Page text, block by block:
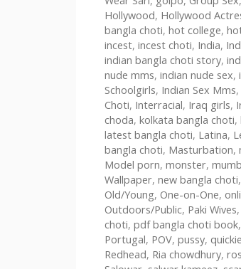
Hollywood, Hollywood
bangla choti, hot college,
incest, incest choti, India,
indian bangla choti story,
nude mms, indian nude sex,
Schoolgirls, Indian Sex Mms,
Choti, Interracial, Iraq girls,
choda, kolkata bangla choti,
latest bangla choti, Latina,
bangla choti, Masturbation,
Model porn, monster,
Wallpaper, new bangla choti,
Old/Young, One-on-One,
Outdoors/Public, Paki Wives,
choti, pdf bangla choti book,
Portugal, POV, pussy, quickie
Redhead, Ria chowdhury,